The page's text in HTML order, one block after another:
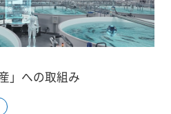
」への取組み